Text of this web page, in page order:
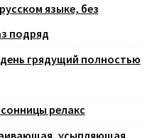
языке, без
подряд
грядущий полностью
релакс
усыпляющая,